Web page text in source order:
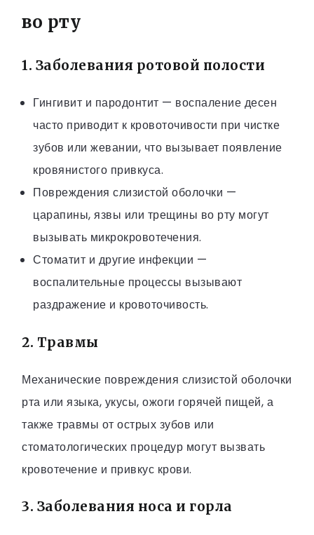
во рту
1. Заболевания ротовой полости
Гингивит и пародонтит — воспаление десен
часто приводит к кровоточивости при чистке
зубов или жевании, что вызывает появление
кровянистого привкуса.
Повреждения слизистой оболочки —
царапины, язвы или трещины во рту могут
вызывать микрокровотечения.
Стоматит и другие инфекции —
воспалительные процессы вызывают
раздражение и кровоточивость.
2. Травмы
Механические повреждения слизистой оболочки
рта или языка, укусы, ожоги горячей пищей, а
также травмы от острых зубов или
стоматологических процедур могут вызвать
кровотечение и привкус крови.
3. Заболевания носа и горла